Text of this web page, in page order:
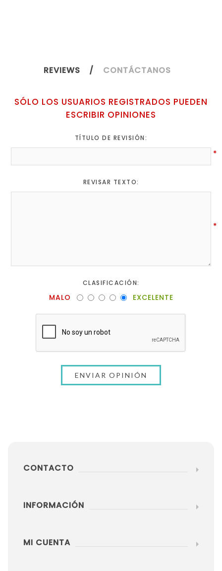
REVIEWS CONTÁCTANOS
SÓLO LOS USUARIOS REGISTRADOS PUEDEN
ESCRIBIR OPINIONES
TÍTULO DE REVISIÓN:
*
REVISAR TEXTO:
*
CLASIFICACIÓN:
MALO EXCELENTE
CONTACTO
INFORMACIÓN
MI CUENTA